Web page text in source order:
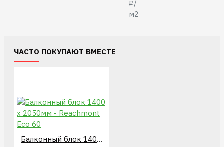
₽/
м2
ЧАСТО ПОКУПАЮТ ВМЕСТЕ
Балконный блок 1400 х 2050мм - Reachmont Eco 60